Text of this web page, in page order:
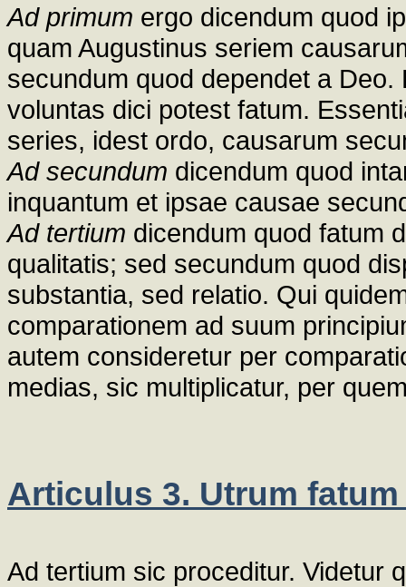
Ad primum ergo dicendum quod
quam Augustinus seriem
secundum quod dependet a
voluntas dici potest fatum.
series, idest ordo, causarum
Ad secundum dicendum quod
inquantum et ipsae causae
Ad tertium dicendum quod fatum
qualitatis; sed secundum quod
substantia, sed relatio. Qui
comparationem ad suum
autem consideretur per
medias, sic multiplicatur, per
Articulus 3. Utrum
Ad tertium sic proceditur. Videtur